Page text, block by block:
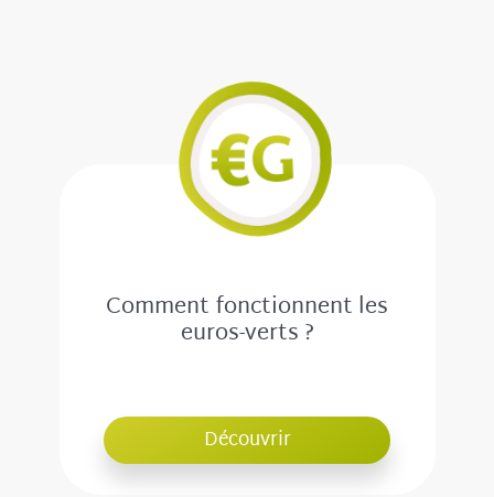
Comment fonctionnent les
euros-verts ?
Découvrir